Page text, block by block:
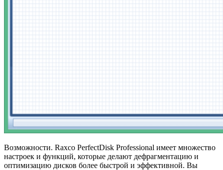
Возможности. Raxco PerfectDisk Professional имеет множество
настроек и функций, которые делают дефрагментацию и
оптимизацию дисков более быстрой и эффективной. Вы